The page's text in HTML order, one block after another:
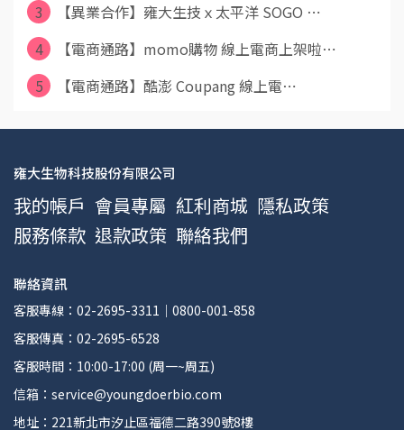
3
【異業合作】雍大生技ｘ太平洋 SOGO ⋯
4
【電商通路】momo購物 線上電商上架啦⋯
5
【電商通路】酷澎 Coupang 線上電⋯
雍大生物科技股份有限公司
我的帳戶 會員專屬 紅利商城 隱私政策
服務條款 退款政策 聯絡我們
聯絡資訊
客服專線：02-2695-3311｜0800-001-858
客服傳真：02-2695-6528
客服時間：10:00-17:00 (周一~周五)
信箱：service@youngdoerbio.com
地址：221新北市汐止區福德二路390號8樓